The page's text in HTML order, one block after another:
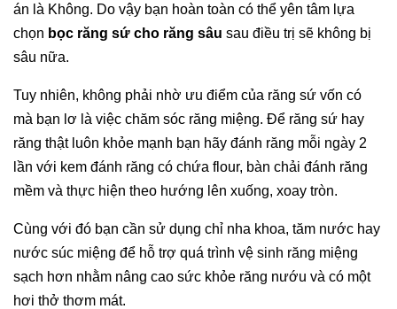
án là Không. Do vậy bạn hoàn toàn có thể yên tâm lựa
chọn bọc răng sứ cho răng sâu sau điều trị sẽ không bị
sâu nữa.
Tuy nhiên, không phải nhờ ưu điểm của răng sứ vốn có
mà bạn lơ là việc chăm sóc răng miệng. Để răng sứ hay
răng thật luôn khỏe mạnh bạn hãy đánh răng mỗi ngày 2
lần với kem đánh răng có chứa flour, bàn chải đánh răng
mềm và thực hiện theo hướng lên xuống, xoay tròn.
Cùng với đó bạn cần sử dụng chỉ nha khoa, tăm nước hay
nước súc miệng để hỗ trợ quá trình vệ sinh răng miệng
sạch hơn nhằm nâng cao sức khỏe răng nướu và có một
hơi thở thơm mát.